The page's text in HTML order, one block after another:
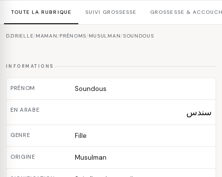
TOUTE LA RUBRIQUE SUIVI GROSSESSE GROSSESSE &
DZIRIELLE/ MAMAN/ PRÉNOMS/ MUSULMAN/ SOUNDOUS
INFORMATIONS
PRÉNOM Soundous
EN ARABE سندس
GENRE Fille
ORIGINE Musulman